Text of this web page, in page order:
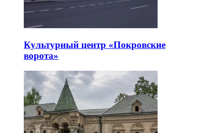
Культурный центр «Покровские
ворота»